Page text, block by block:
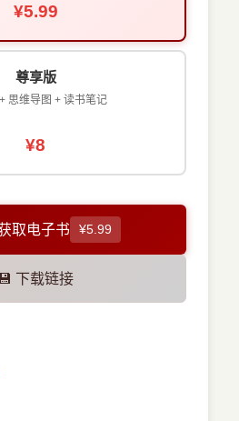
¥5.99
尊享版
思维导图 + 读书笔记
¥8
取电子书 ¥5.99
💾 下载链接